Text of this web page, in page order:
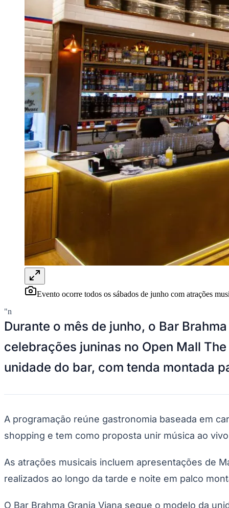
Publicidade Legal
Negócios Regionais
Turismo
Segurança Regional
Hospitais Estaduais
Parques & Represas
Cidades da Região
Santana de Parnaíba
OsascoCarapicuíbaJandiraItapeviCotiaPirapora
Para Sua Empresa
Anuncie Regional
Guia de Empresas
Vagas na RegiãoNovo
Hub de Negócios
Guia Comercial
Selo Verificado
Portal Educacional
Agenda de Vestibulares
Vagas de Emprego
Concursos
Panorama Econômico
Panorama Econômico
Para Sua Empresa
Anuncie no Portal
Verificar Empresa
Anunciar VagasNovo
NFL
UFC
Tênis (ATP)
MLB
NHL
Vôlei
Competições de Futebol
Brasileirão Série A
Copa do Brasil
Libertadores
Sul-Americana
Champions League
Evento ocorre todos os sábados de junho com atrações
"n
Durante o mês de junho, o Bar
celebrações juninas no Open Mall
unidade do bar, com tenda montada
A programação reúne gastronomia baseada em
shopping e tem como proposta unir música ao
As atrações musicais incluem apresentações de
realizados ao longo da tarde e noite em palco
O Bar Brahma Granja Viana segue o modelo da